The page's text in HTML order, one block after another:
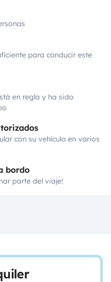
para conducir este
en regla y ha sido
con su vehículo en varios
bordo
parte del viaje!